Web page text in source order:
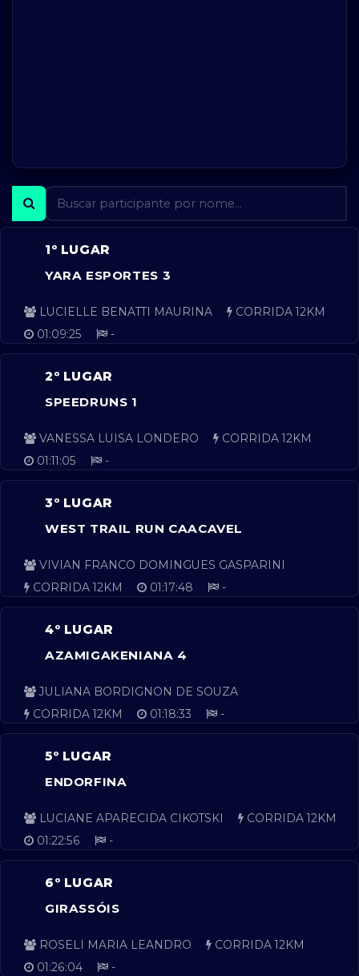
1º LUGAR
YARA ESPORTES 3
LUCIELLE BENATTI MAURINA
CORRIDA 12KM
01:09:25
-
2º LUGAR
SPEEDRUNS 1
VANESSA LUISA LONDERO
CORRIDA 12KM
01:11:05
-
3º LUGAR
WEST TRAIL RUN CAACAVEL
VIVIAN FRANCO DOMINGUES GASPARINI
CORRIDA 12KM
01:17:48 -
4º LUGAR
AZAMIGAKENIANA 4
JULIANA BORDIGNON DE SOUZA
CORRIDA 12KM
01:18:33 -
5º LUGAR
ENDORFINA
LUCIANE APARECIDA CIKOTSKI
CORRIDA 12KM
01:22:56
-
6º LUGAR
GIRASSÓIS
ROSELI MARIA LEANDRO
CORRIDA 12KM
01:26:04
-